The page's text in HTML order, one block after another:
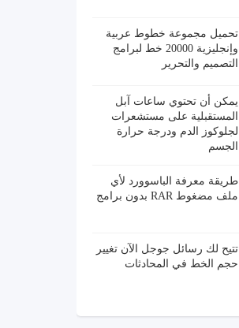
تحميل مجموعة خطوط عربية
وإنجليزية 20000 خط لبرامج
التصميم والتحرير
يمكن أن تحتوي ساعات آبل
المستقبلية على مستشعرات
لجلوكوز الدم ودرجة حرارة
الجسم
طريقة معرفة الباسوورد لأي
ملف مضغوط RAR بدون برامج
تتيح لك رسائل جوجل الآن تغيير
حجم الخط في المحادثات